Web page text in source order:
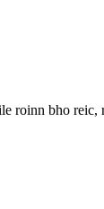
roinn bho reic,